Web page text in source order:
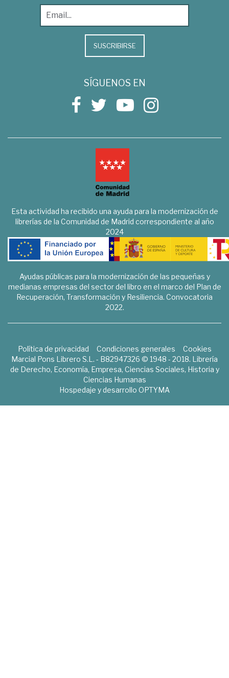
SUSCRIBIRSE
SÍGUENOS EN
Esta actividad ha recibido una ayuda para la modernización de
librerías de la Comunidad de Madrid correspondiente al año
2024
Ayudas públicas para la modernización de las pequeñas y
medianas empresas del sector del libro en el marco del Plan de
Recuperación, Transformación y Resiliencia. Convocatoria
2022.
Política de privacidad Condiciones generales
Cookies
Marcial Pons Librero S.L. - B82947326 © 1948 - 2018. Librería
de Derecho, Economía, Empresa, Ciencias Sociales, Historia y
Ciencias Humanas
Hospedaje y desarrollo OPTYMA